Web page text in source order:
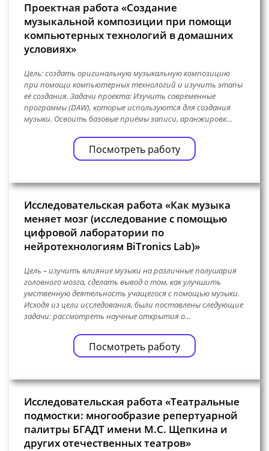
Проектная работа «Создание
музыкальной композиции при помощи
компьютерных технологий в домашних
условиях»
Цель: создать оригинальную музыкальную композицию
при помощи компьютерных технологий и изучить этапы
её создания. Задачи проекта: Изучить современные
программы (DAW), которые используются для создания
музыки. Освоить базовые приёмы записи, аранжировк…
Посмотреть работу
Исследовательская работа «Как музыка
меняет мозг (исследование с помощью
цифровой лаборатории по
нейротехнологиям BiTronics Lab)»
Цель – изучить влияние музыки на различные полушария
головного мозга, сделать вывод о том, как улучшить
умственную деятельность учащегося с помощью музыки.
Исходя из цели исследования, были поставлены следующие
задачи: рассмотреть научные открытия о…
Посмотреть работу
Исследовательская работа «Театральные
подмостки: многообразие репертуарной
палитры БГАДТ имени М.С. Щепкина и
других отечественных театров»